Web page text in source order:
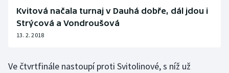
Lyže a snowboard
Moderní pětiboj
Kvitová načala turnaj v Dauhá dobře, dál jdou i
Strýcová a Vondroušová
13. 2. 2018
Ve čtvrtfinále nastoupí proti Svitolinové, s níž už